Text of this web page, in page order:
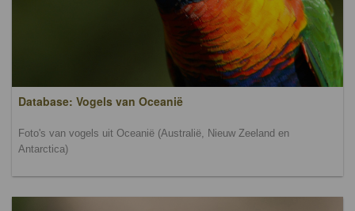
Database: Vogels van Oceanië
Foto's van vogels uit Oceanië (Australië, Nieuw Zeeland en
Antarctica)